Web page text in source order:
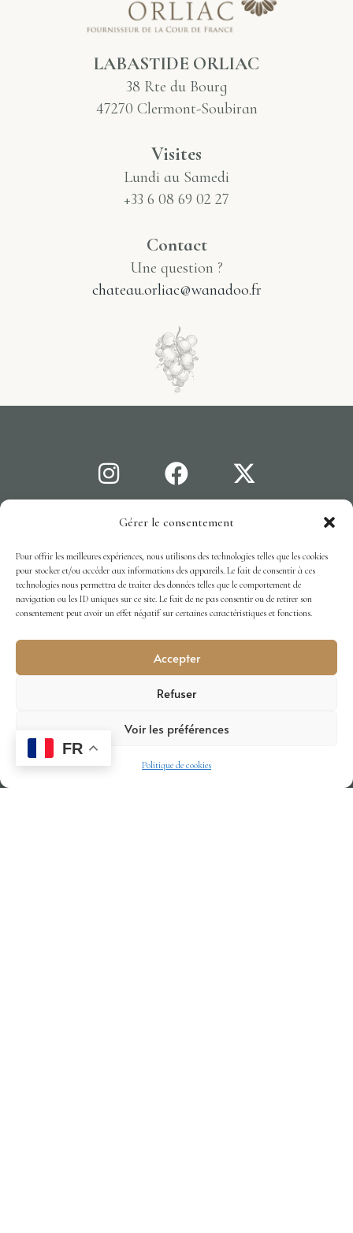
Gérer le consentement
Pour offrir les meilleures expériences, nous utilisons des technologies telles que les cookies
pour stocker et/ou accéder aux informations des appareils. Le fait de consentir à ces
technologies nous permettra de traiter des données telles que le comportement de
navigation ou les ID uniques sur ce site. Le fait de ne pas consentir ou de retirer son
consentement peut avoir un effet négatif sur certaines caractéristiques et fonctions.
Accepter
Refuser
Voir les préférences
Politique de cookies
LABASTIDE ORLIAC
38 Rte du Bourg
47270 Clermont-Soubiran
Visites
Lundi au Samedi
+33 6 08 69 02 27
Contact
Une question ?
chateau.orliac@wanadoo.fr
Mentions légales C.G.V Cookies
© 2026 · CHÂTEAU LABASTIDE ORLIAC, TOUS DROITS
RÉSERVÉS.
RÉALISATION KERNEL
FR